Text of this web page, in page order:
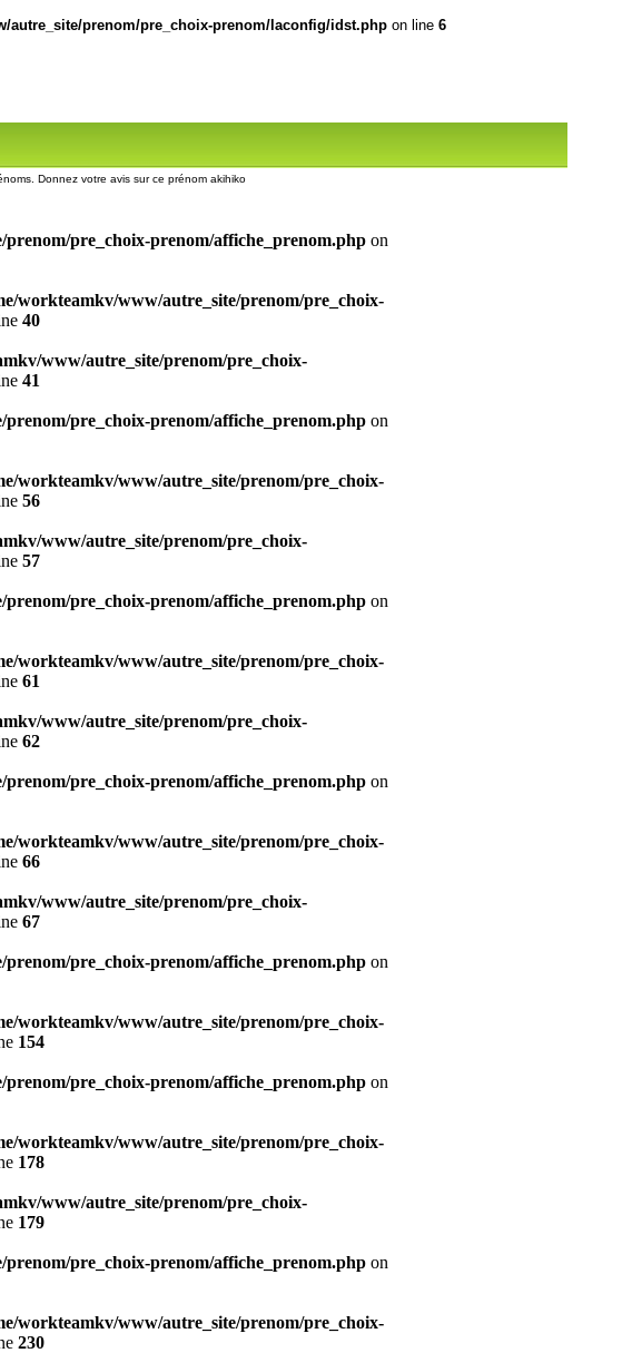
autre_site/prenom/pre_choix-prenom/laconfig/idst.php on line 6
Donnez votre avis sur ce prénom akihiko
pre_choix-prenom/affiche_prenom.php on
workteamkv/www/autre_site/prenom/pre_choix-
40
www/autre_site/prenom/pre_choix-
41
pre_choix-prenom/affiche_prenom.php on
workteamkv/www/autre_site/prenom/pre_choix-
56
www/autre_site/prenom/pre_choix-
57
pre_choix-prenom/affiche_prenom.php on
workteamkv/www/autre_site/prenom/pre_choix-
61
www/autre_site/prenom/pre_choix-
62
pre_choix-prenom/affiche_prenom.php on
workteamkv/www/autre_site/prenom/pre_choix-
66
www/autre_site/prenom/pre_choix-
67
pre_choix-prenom/affiche_prenom.php on
workteamkv/www/autre_site/prenom/pre_choix-
154
pre_choix-prenom/affiche_prenom.php on
workteamkv/www/autre_site/prenom/pre_choix-
178
www/autre_site/prenom/pre_choix-
179
pre_choix-prenom/affiche_prenom.php on
workteamkv/www/autre_site/prenom/pre_choix-
230